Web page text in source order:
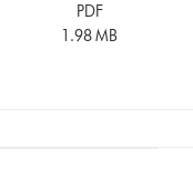
PDF
1.98 MB